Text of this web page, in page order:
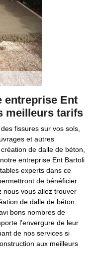
entreprise Ent
meilleurs tarifs
fissures sur vos sols,
et autres
de dalle de béton,
entreprise Ent Bartoli
experts dans ce
de bénéficier
nous vous allez trouver
de dalle de béton.
bons nombres de
l’envergure de leur
de nos services si
aux meilleurs